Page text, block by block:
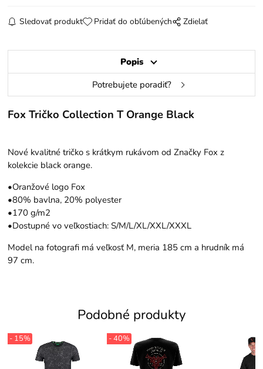
Sledovať produkt Pridať do obľúbených Zdielať
Popis
Potrebujete poradiť?
Fox Tričko Collection T Orange Black
Nové kvalitné tričko s krátkym rukávom od Značky Fox z
kolekcie black orange.
•Oranžové logo Fox
•80% bavlna, 20% polyester
•170 g/m2
•Dostupné vo veľkostiach: S/M/L/XL/XXL/XXXL
Model na fotografi má veľkosť M, meria 185 cm a hrudník má
97 cm.
Podobné produkty
- 15% - 40%